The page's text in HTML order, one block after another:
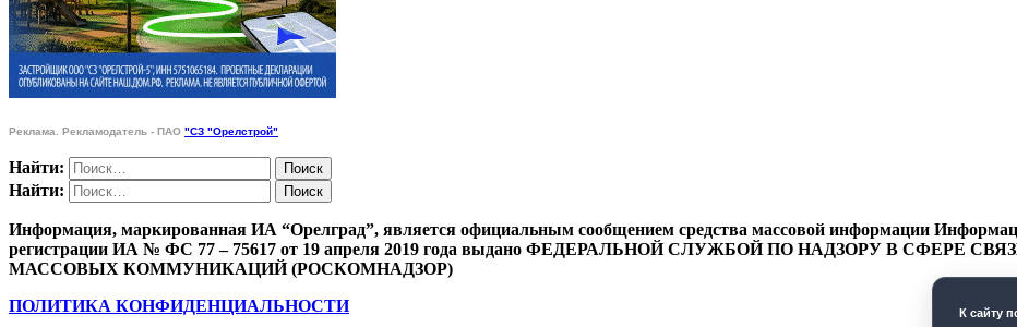
Реклама. Рекламодатель - ПАО "СЗ "Орелстрой"
Найти:
Найти:
Информация, маркированная ИА “Орелград”, является официальным сообщением средства массовой информации
регистрации ИА № ФС 77 – 75617 от 19 апреля 2019 года выдано ФЕДЕРАЛЬНОЙ СЛУЖБОЙ ПО НАДЗОРУ В
МАССОВЫХ КОММУНИКАЦИЙ (РОСКОМНАДЗОР)
ПОЛИТИКА КОНФИДЕНЦИАЛЬНОСТИ
К cайту